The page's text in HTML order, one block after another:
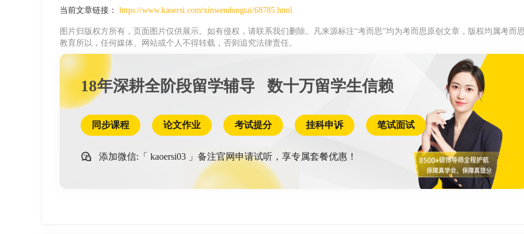
当前文章链接： https://www.kaoersi.com/xinwendongtai/68785.html
图片归版权方所有，页面图片仅供展示。如有侵权，请联系我们删除。凡来源标注“考而思”均为考而思原创文章，版权均属考而
教育所以，任何媒体、网站或个人不得转载，否则追究法律责任。
18年深耕全阶段留学辅导 数十万留学生信赖
同步课程 论文作业 考试提分 挂科申诉 笔试面试
添加微信:「 kaoersi03 」备注官网申请试听，享专属套餐优惠！